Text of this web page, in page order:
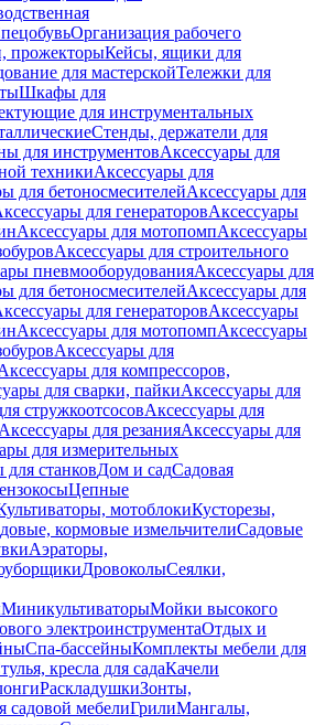
Организация рабочего
прожекторыКейсы, ящики для
для мастерскойТележки для
Шкафы для
для инструментальных
Стенды, держатели для
для инструментовАксессуары для
техникиАксессуары для
для бетоносмесителейАксессуары для
для генераторовАксессуары
Аксессуары для мотопомпАксессуары
Аксессуары для строительного
пневмооборудованияАксессуары для
для бетоносмесителейАксессуары для
для генераторовАксессуары
Аксессуары для мотопомпАксессуары
Аксессуары для
для компрессоров,
для сварки, пайкиАксессуары для
стружкоотсосовАксессуары для
Аксессуары для резанияАксессуары для
для измерительных
для станковДом и садСадовая
Цепные
мотоблокиКусторезы,
кормовые измельчителиСадовые
Аэраторы,
ДровоколыСеялки,
МиникультиваторыМойки высокого
электроинструментаОтдых и
Спа-бассейныКомплекты мебели для
кресла для садаКачели
РаскладушкиЗонты,
садовой мебелиГрилиМангалы,